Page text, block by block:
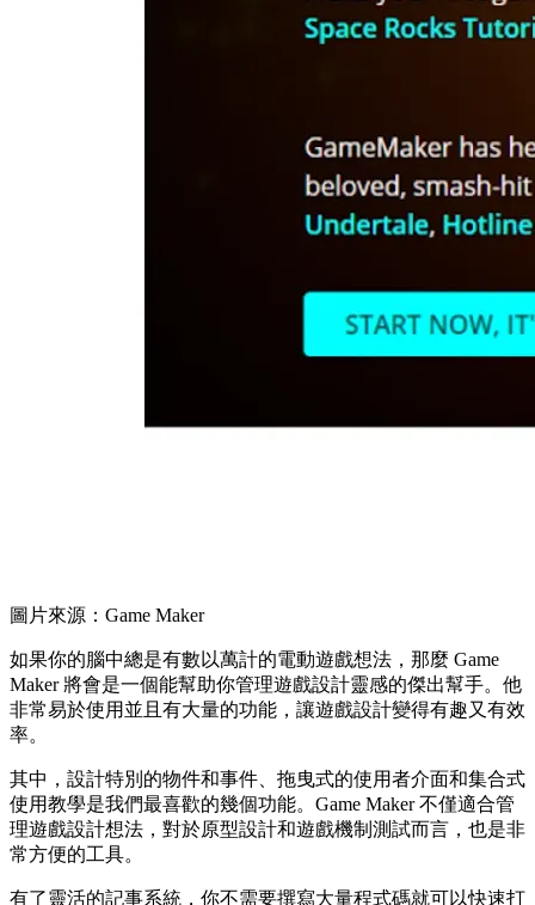
圖片來源：Game Maker
如果你的腦中總是有數以萬計的電動遊戲想法，那麼 Game
Maker 將會是一個能幫助你管理遊戲設計靈感的傑出幫手。他
非常易於使用並且有大量的功能，讓遊戲設計變得有趣又有效
率。
其中，設計特別的物件和事件、拖曳式的使用者介面和集合式
使用教學是我們最喜歡的幾個功能。Game Maker 不僅適合管
理遊戲設計想法，對於原型設計和遊戲機制測試而言，也是非
常方便的工具。
有了靈活的記事系統，你不需要撰寫大量程式碼就可以快速打